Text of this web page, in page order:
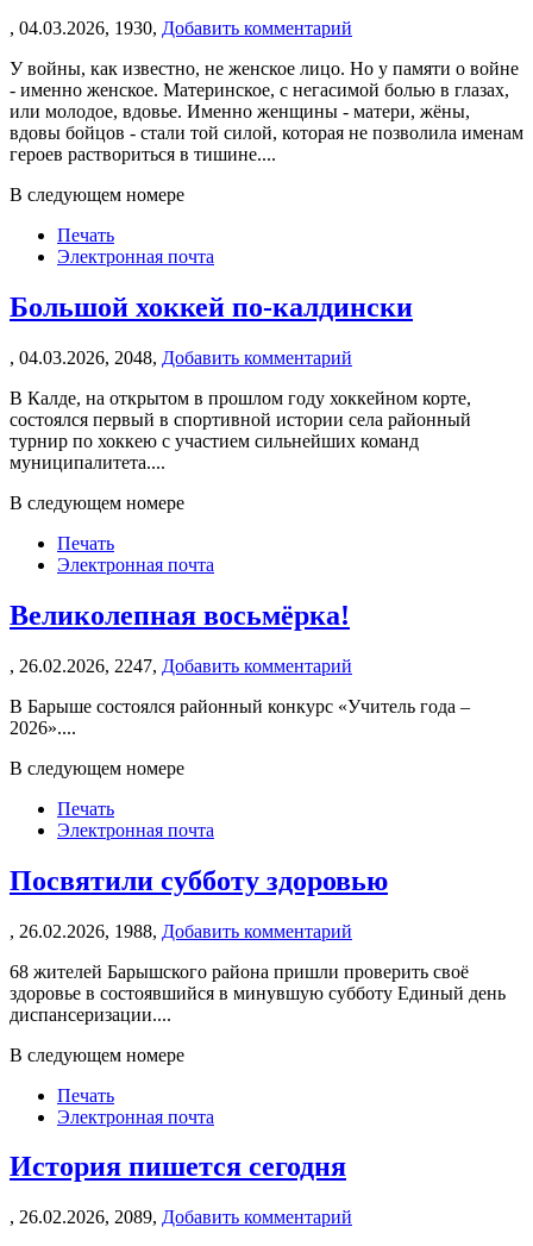
, 04.03.2026, 1930, Добавить комментарий
У войны, как известно, не женское лицо. Но у памяти о войне
- именно женское. Материнское, с негасимой болью в глазах,
или молодое, вдовье. Именно женщины - матери, жёны,
вдовы бойцов - стали той силой, которая не позволила именам
героев раствориться в тишине....
В следующем номере
Печать
Электронная почта
Большой хоккей по-калдински
, 04.03.2026, 2048, Добавить комментарий
В Калде, на открытом в прошлом году хоккейном корте,
состоялся первый в спортивной истории села районный
турнир по хоккею с участием сильнейших команд
муниципалитета....
В следующем номере
Печать
Электронная почта
Великолепная восьмёрка!
, 26.02.2026, 2247, Добавить комментарий
В Барыше состоялся районный конкурс «Учитель года –
2026»....
В следующем номере
Печать
Электронная почта
Посвятили субботу здоровью
, 26.02.2026, 1988, Добавить комментарий
68 жителей Барышского района пришли проверить своё
здоровье в состоявшийся в минувшую субботу Единый день
диспансеризации....
В следующем номере
Печать
Электронная почта
История пишется сегодня
, 26.02.2026, 2089, Добавить комментарий